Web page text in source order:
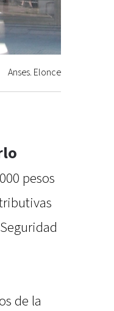
Anses. Elonce
pesos
de la